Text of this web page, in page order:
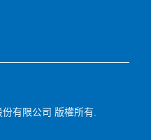
有限公司 版權所有.